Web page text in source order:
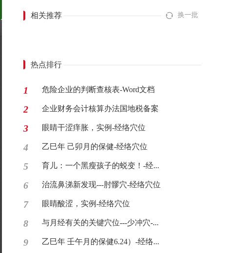
相关推荐 换一批
热点排行
1 危险企业的判断查核表-Word文档
2 企业财务会计核算办法国地税备案
3 眼睛干涩痒胀，实例-经络穴位
4 乙巳年 己卯月的保健-经络穴位
5 育儿：一个黑瘦孩子的蜕变！-经...
6 治流鼻涕新发现---肘髎穴-经络穴位
7 眼睛酸涩，实例-经络穴位
8 与月经有关的关键穴位---少冲穴-...
9 乙巳年 壬午月的保健6.24）-经络...